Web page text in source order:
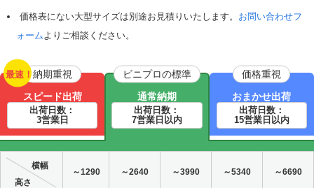
価格表にない大型サイズは別途お見積りいたします。 お問い合わせフ
ォーム よりご相談ください。
最速！納期重視
スピード出荷
出荷日数：
3営業日
ビニプロの標準
通常納期
出荷日数：
7営業日以内
価格重視
おまかせ出荷
出荷日数：
15営業日以内
横幅
高さ
～1290 ～2640 ～3990 ～5340 ～6690